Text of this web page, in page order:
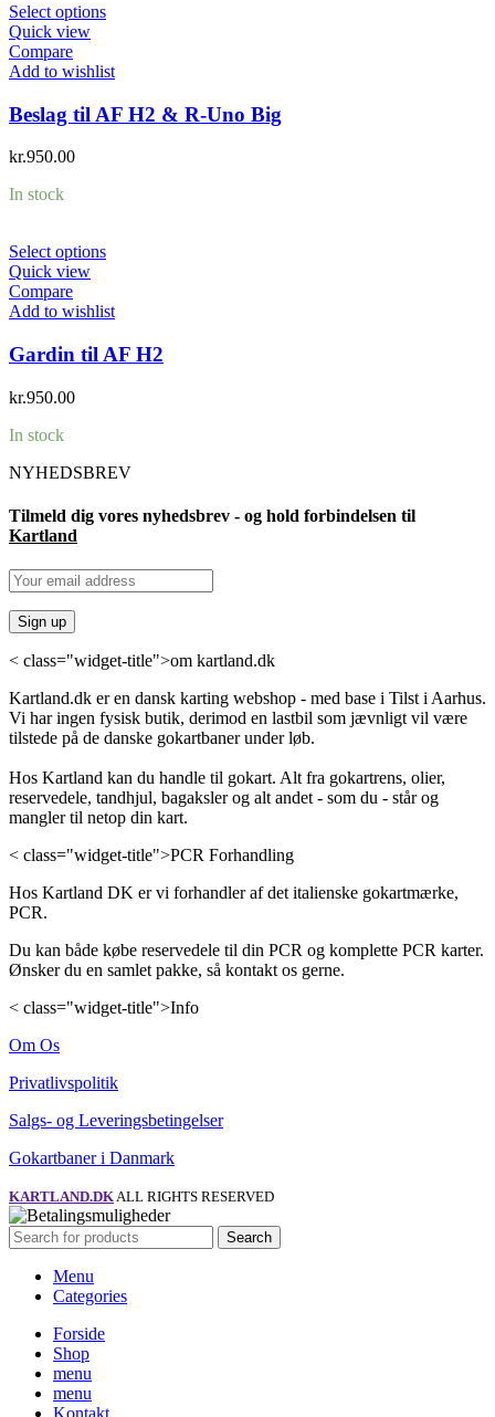
Select options
Quick view
Compare
Add to wishlist
Beslag til AF H2 & R-Uno Big
kr.950.00
In stock
Select options
Quick view
Compare
Add to wishlist
Gardin til AF H2
kr.950.00
In stock
NYHEDSBREV
Tilmeld dig vores nyhedsbrev - og hold forbindelsen til
Kartland
< class="widget-title">om kartland.dk
Kartland.dk er en dansk karting webshop - med base i Tilst i Aarhus.
Vi har ingen fysisk butik, derimod en lastbil som jævnligt vil være
tilstede på de danske gokartbaner under løb.
Hos Kartland kan du handle til gokart. Alt fra gokartrens, olier,
reservedele, tandhjul, bagaksler og alt andet - som du - står og
mangler til netop din kart.
< class="widget-title">PCR Forhandling
Hos Kartland DK er vi forhandler af det italienske gokartmærke,
PCR.
Du kan både købe reservedele til din PCR og komplette PCR karter.
Ønsker du en samlet pakke, så kontakt os gerne.
< class="widget-title">Info
Om Os
Privatlivspolitik
Salgs- og Leveringsbetingelser
Gokartbaner i Danmark
KARTLAND.DKALL RIGHTS RESERVED
Search
Menu
Categories
Forside
Shop
menu
menu